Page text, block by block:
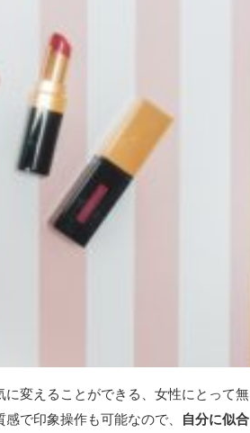
変えることができる、女性にとって無
で印象操作も可能なので、 自分に似合